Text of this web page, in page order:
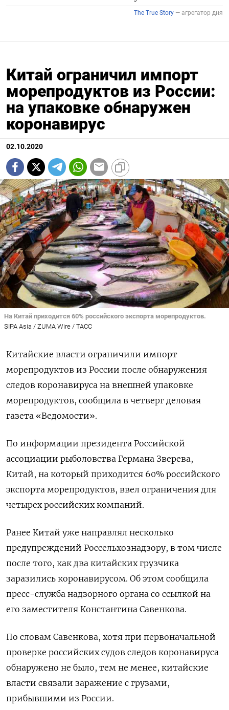
Китай ограничил импорт
морепродуктов из России:
на упаковке обнаружен
коронавирус
02.10.2020
На Китай приходится 60% российского экспорта морепродуктов.
SIPA Asia / ZUMA Wire / ТАСС
Китайские власти ограничили импорт
морепродуктов из России после обнаружения
следов коронавируса на внешней упаковке
морепродуктов, сообщила в четверг деловая
газета «Ведомости».
По информации президента Российской
ассоциации рыболовства Германа Зверева,
Китай, на который приходится 60% российского
экспорта морепродуктов, ввел ограничения для
четырех российских компаний.
Ранее Китай уже направлял несколько
предупреждений Россельхознадзору, в том числе
после того, как два китайских грузчика
заразились коронавирусом. Об этом сообщила
пресс-служба надзорного органа со ссылкой на
его заместителя Константина Савенкова.
По словам Савенкова, хотя при первоначальной
проверке российских судов следов коронавируса
обнаружено не было, тем не менее, китайские
власти связали заражение с грузами,
прибывшими из России.